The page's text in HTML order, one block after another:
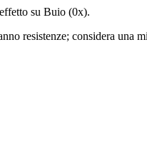
su Buio (0x).
resistenze; considera una